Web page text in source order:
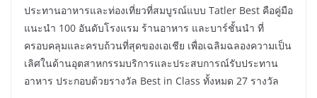
ประทานอาหารและท่องเที่ยวที่สมบูรณ์แบบ Tatler Best คือคู่มือ
แนะนำ 100 อันดับโรงแรม ร้านอาหาร และบาร์ชั้นนำ ที่
ครอบคลุมและครบถ้วนที่สุดของเอเชีย เพื่อเฉลิมฉลองความเป็น
เลิศในด้านอุตสาหกรรมบริการและประสบการณ์รับประทาน
อาหาร ประกอบด้วยรางวัล Best in Class ทั้งหมด 27 รางวัล